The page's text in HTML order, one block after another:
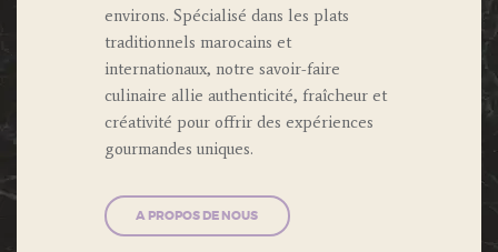
environs. Spécialisé dans les plats
traditionnels marocains et
internationaux, notre savoir-faire
culinaire allie authenticité, fraîcheur et
créativité pour offrir des expériences
gourmandes uniques.
A PROPOS DE NOUS